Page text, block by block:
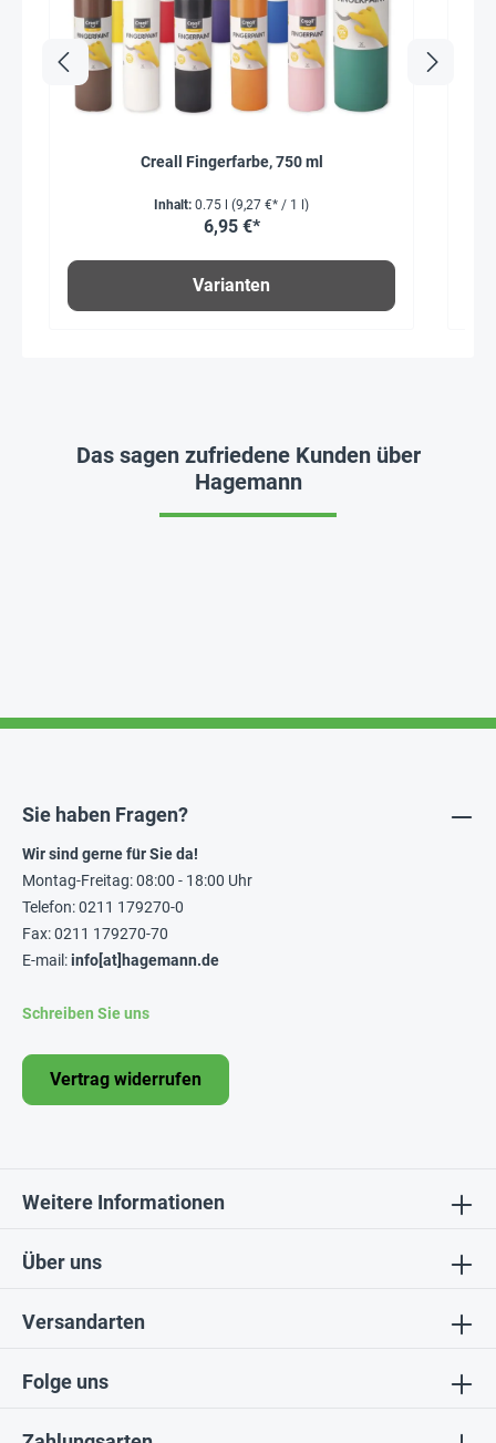
Creall Fingerfarbe, 750 ml
Inhalt: 0.75 l (9,27 €* / 1 l)
6,95 €*
Varianten
Das sagen zufriedene Kunden über
Hagemann
Folge uns
Über uns
Sie haben Fragen?
Wir sind gerne für Sie da!
Montag-Freitag: 08:00 - 18:00 Uhr
Telefon: 0211 179270-0
Fax: 0211 179270-70
E-mail:info[at]hagemann.de
Schreiben Sie uns
Vertrag widerrufen
Weitere Informationen
Versandarten